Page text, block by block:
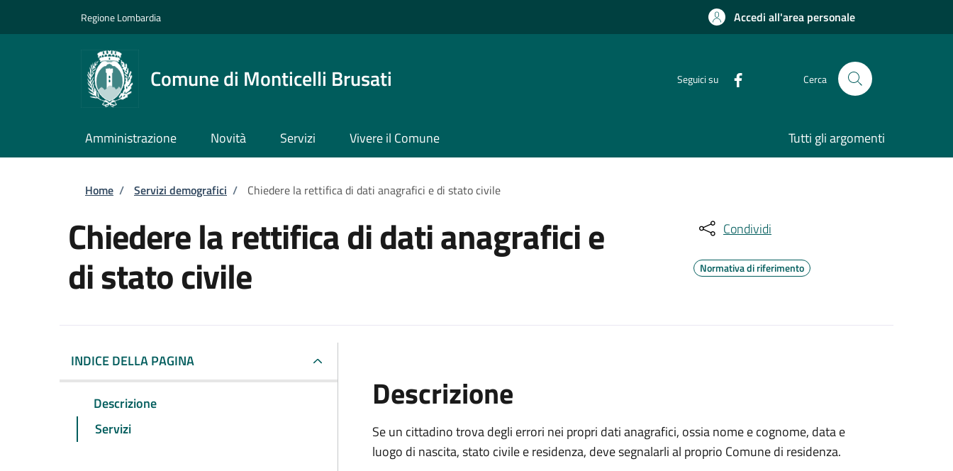
Regione Lombardia Accedi all'area personale
Comune di Monticelli Brusati Seguici su Cerca
Amministrazione Novità Servizi Vivere il Comune Tutti gli argomenti
Briciole di pane
Home / Servizi demografici / Chiedere la rettifica di dati anagrafici e di stato civile
Chiedere la rettifica di dati anagrafici e
di stato civile
Condividi
Normativa di riferimento
INDICE DELLA PAGINA
Descrizione
Servizi
Descrizione
Se un cittadino trova degli errori nei propri dati anagrafici, ossia nome e cognome, data e
luogo di nascita, stato civile e residenza, deve segnalarli al proprio Comune di residenza.